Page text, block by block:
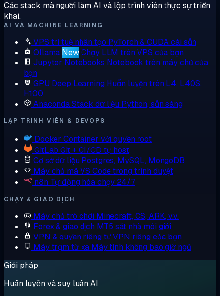
Các stack mà người làm AI và lập trình viên thực sự triển
khai.
AI VÀ MACHINE LEARNING
VPS trí tuệ nhân tạo PyTorch & CUDA cài sẵn
Ollama NewChạy LLM trên VPS của bạn
Jupyter Notebooks Notebook trên máy chủ của
bạn
GPU Deep Learning Huấn luyện trên L4, L40S,
H100
AnacondaStack dữ liệu Python, sẵn sàng
LẬP TRÌNH VIÊN & DEVOPS
Docker Container với quyền root
GitLab Git + CI/CD tự host
Cơ sở dữ liệu Postgres, MySQL, MongoDB
Máy chủ mãVS Code trong trình duyệt
n8n Tự động hóa chạy 24/7
CHẠY & GIAO DỊCH
Máy chủ trò chơi Minecraft, CS, ARK, v.v.
Forex & giao dịch MT5 sát nhà môi giới
VPN & quyền riêng tưVPN riêng của bạn
Máy trạm từ xa Máy tính không bao giờ ngủ
Giải pháp
Huấn luyện và suy luận AI